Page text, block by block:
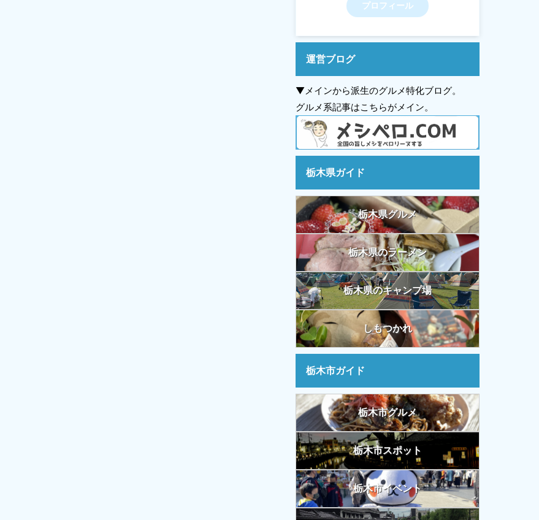
プロフィール
運営ブログ
▼メインから派生のグルメ特化ブログ。
グルメ系記事はこちらがメイン。
栃木県ガイド
栃木県グルメ
栃木県のラーメン
栃木県のキャンプ場
しもつかれ
栃木市ガイド
栃木市グルメ
栃木市スポット
栃木市イベント